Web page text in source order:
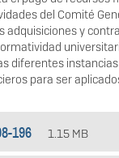
del Comité
adquisiciones y
diferentes
para ser
196 1.15 MB